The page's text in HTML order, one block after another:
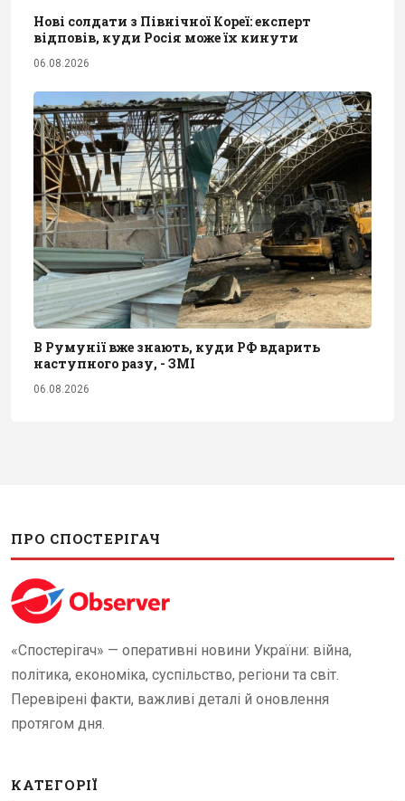
Нові солдати з Північної Кореї: експерт
відповів, куди Росія може їх кинути
06.08.2026
В Румунії вже знають, куди РФ вдарить
наступного разу, - ЗМІ
06.08.2026
ПРО СПОСТЕРІГАЧ
«Спостерігач» — оперативні новини України: війна,
політика, економіка, суспільство, регіони та світ.
Перевірені факти, важливі деталі й оновлення
протягом дня.
КАТЕГОРІЇ